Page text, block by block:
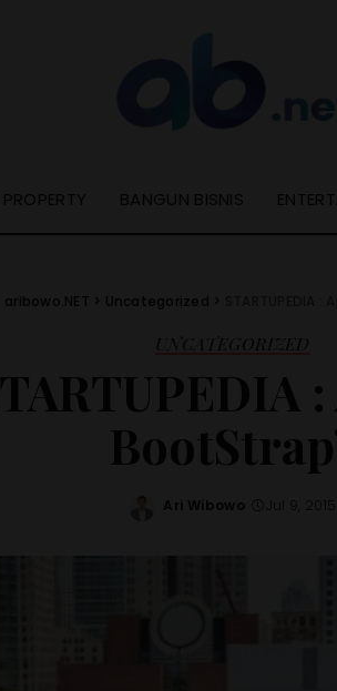
PROPERTY BANGUN BISNIS
aribowo.NET > Uncategorized >
UNCATEGORIZED
Posted
Ari Wibowo